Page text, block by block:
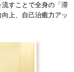
すことで全身の「滞
上、自己治癒力アッ